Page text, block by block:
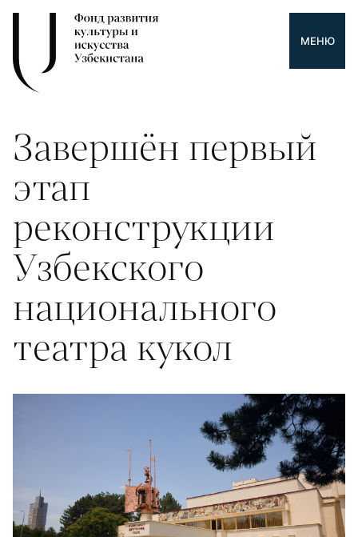
МЕНЮ
Завершён первый
этап
реконструкции
Узбекского
национального
театра кукол